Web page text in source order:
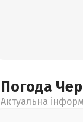
Погода
Актуальна